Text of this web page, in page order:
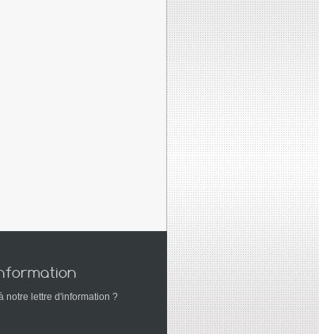
notre lettre d'information ?